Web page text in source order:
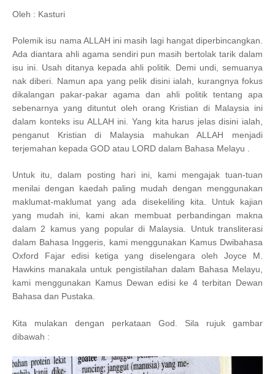
Oleh : Kasturi
Polemik isu nama ALLAH ini masih lagi hangat diperbincangkan.
Ada diantara ahli agama sendiri pun masih bertolak tarik dalam
isu ini. Usah ditanya kepada ahli politik. Demi undi, semuanya
nak diberi. Namun apa yang pelik disini ialah, kurangnya fokus
dikalangan pakar-pakar agama dan ahli politik tentang apa
sebenarnya yang dituntut oleh orang Kristian di Malaysia ini
dalam konteks isu ALLAH ini. Yang kita harus jelas disini ialah,
penganut Kristian di Malaysia mahukan ALLAH menjadi
terjemahan kepada GOD atau LORD dalam Bahasa Melayu .
Untuk itu, dalam posting hari ini, kami mengajak tuan-tuan
menilai dengan kaedah paling mudah dengan menggunakan
maklumat-maklumat yang ada disekeliling kita. Untuk kajian
yang mudah ini, kami akan membuat perbandingan makna
dalam 2 kamus yang popular di Malaysia. Untuk transliterasi
dalam Bahasa Inggeris, kami menggunakan Kamus Dwibahasa
Oxford Fajar edisi ketiga yang diselengara oleh Joyce M.
Hawkins manakala untuk pengistilahan dalam Bahasa Melayu,
kami menggunakan Kamus Dewan edisi ke 4 terbitan Dewan
Bahasa dan Pustaka.
Kita mulakan dengan perkataan God. Sila rujuk gambar
dibawah :